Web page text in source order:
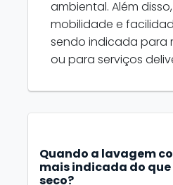
ambiental. Além
mobilidade e
sendo indicada para
ou para serviços
Quando a lavagem
mais indicada do
seco?